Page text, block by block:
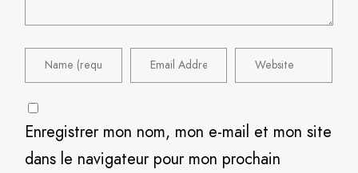
Enregistrer mon nom, mon e-mail et mon site
dans le navigateur pour mon prochain